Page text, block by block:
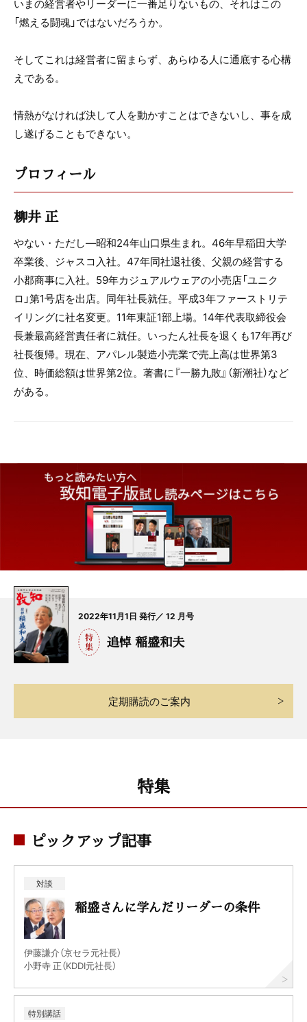
いまの経営者やリーダーに一番足りないもの、それはこの
「燃える闘魂」ではないだろうか。
そしてこれは経営者に留まらず、あらゆる人に通底する心構
えである。
情熱がなければ決して人を動かすことはできないし、事を成
し遂げることもできない。
プロフィール
柳井 正
やない・ただし―昭和24年山口県生まれ。46年早稲田大学
卒業後、ジャスコ入社。47年同社退社後、父親の経営する
小郡商事に入社。59年カジュアルウェアの小売店「ユニク
ロ」第1号店を出店。同年社長就任。平成3年ファーストリテ
イリングに社名変更。11年東証1部上場。14年代表取締役会
長兼最高経営責任者に就任。いったん社長を退くも17年再び
社長復帰。現在、アパレル製造小売業で売上高は世界第3
位、時価総額は世界第2位。著書に『一勝九敗』（新潮社）など
がある。
2022年11月1日 発行／ 12 月号
追悼 稲盛和夫
定期購読のご案内
特集
ピックアップ記事
対談
稲盛さんに学んだリーダーの条件
伊藤謙介（京セラ元社長）
小野寺 正（KDDI元社長）
特別講話